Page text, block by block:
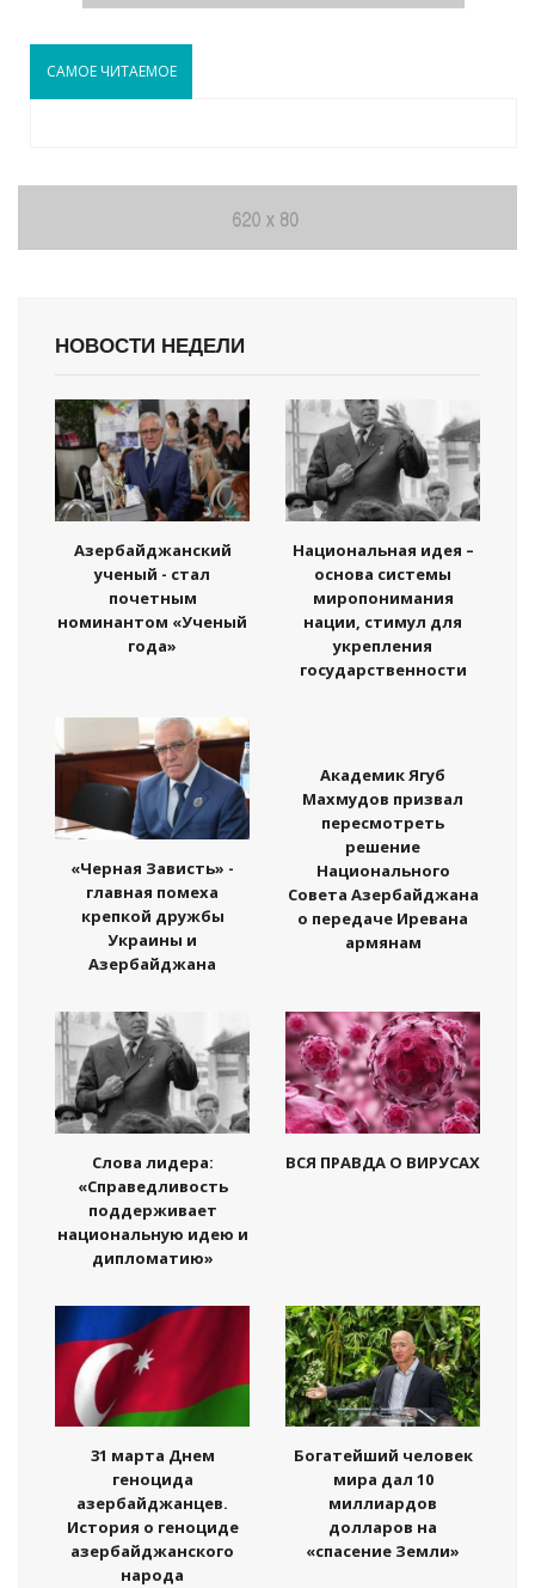
САМОЕ ЧИТАЕМОЕ
НОВОСТИ НЕДЕЛИ
Азербайджанский
ученый - стал
почетным
номинантом «Ученый
года»
Национальная идея –
основа системы
миропонимания
нации, стимул для
укрепления
государственности
«Черная Зависть» -
главная помеха
крепкой дружбы
Украины и
Азербайджана
Академик Ягуб
Махмудов призвал
пересмотреть
решение
Национального
Совета Азербайджана
о передаче Иревана
армянам
Слова лидера:
«Справедливость
поддерживает
национальную идею и
дипломатию»
ВСЯ ПРАВДА О ВИРУСАХ
31 марта Днем
геноцида
азербайджанцев.
История о геноциде
азербайджанского
народа
Богатейший человек
мира дал 10
миллиардов
долларов на
«спасение Земли»